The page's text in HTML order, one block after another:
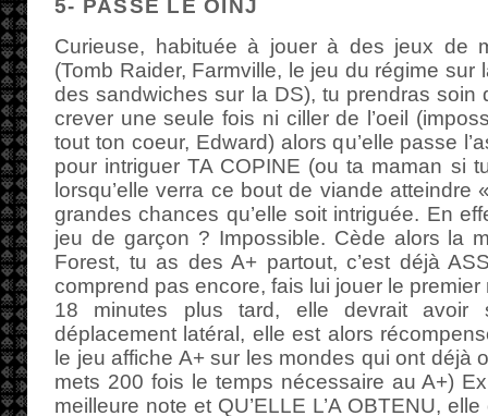
5- PASSE LE OINJ
Curieuse, habituée à jouer à des jeux de
(Tomb Raider, Farmville, le jeu du régime sur
des sandwiches sur la DS), tu prendras soin
crever une seule fois ni ciller de l’oeil
tout ton coeur, Edward) alors qu’elle passe
pour intriguer TA COPINE (ou ta maman si
lorsqu’elle verra ce bout de viande
grandes chances qu’elle soit intriguée. En
jeu de garçon ? Impossible. Cède alors la
Forest, tu as des A+ partout, c’est déjà
comprend pas encore, fais lui jouer le premier
18 minutes plus tard, elle devrait avoir
déplacement latéral, elle est alors
le jeu affiche A+ sur les mondes qui ont déjà
mets 200 fois le temps nécessaire au A+)
meilleure note et QU’ELLE L’A OBTENU,